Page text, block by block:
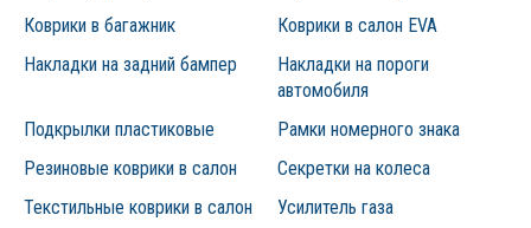
Коврики в багажник
Коврики в салон EVA
Накладки на задний бампер
Накладки на пороги
автомобиля
Подкрылки пластиковые
Рамки номерного знака
Резиновые коврики в салон
Секретки на колеса
Текстильные коврики в салон
Усилитель газа